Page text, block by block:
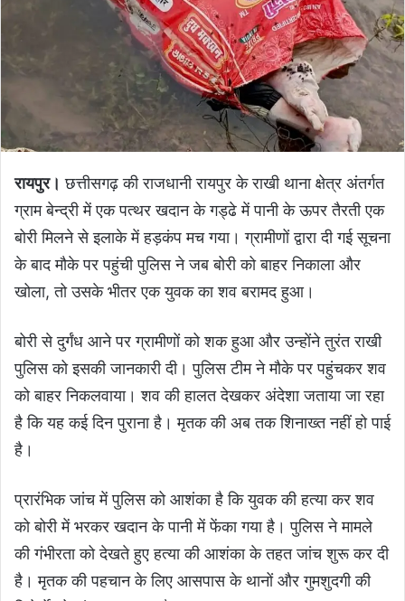
रायपुर। छत्तीसगढ़ की राजधानी रायपुर के राखी थाना क्षेत्र अंतर्गत
ग्राम बेन्द्री में एक पत्थर खदान के गड्ढे में पानी के ऊपर तैरती एक
बोरी मिलने से इलाके में हड़कंप मच गया। ग्रामीणों द्वारा दी गई सूचना
के बाद मौके पर पहुंची पुलिस ने जब बोरी को बाहर निकाला और
खोला, तो उसके भीतर एक युवक का शव बरामद हुआ।
बोरी से दुर्गंध आने पर ग्रामीणों को शक हुआ और उन्होंने तुरंत राखी
पुलिस को इसकी जानकारी दी। पुलिस टीम ने मौके पर पहुंचकर शव
को बाहर निकलवाया। शव की हालत देखकर अंदेशा जताया जा रहा
है कि यह कई दिन पुराना है। मृतक की अब तक शिनाख्त नहीं हो पाई
है।
प्रारंभिक जांच में पुलिस को आशंका है कि युवक की हत्या कर शव
को बोरी में भरकर खदान के पानी में फेंका गया है। पुलिस ने मामले
की गंभीरता को देखते हुए हत्या की आशंका के तहत जांच शुरू कर दी
है। मृतक की पहचान के लिए आसपास के थानों और गुमशुदगी की